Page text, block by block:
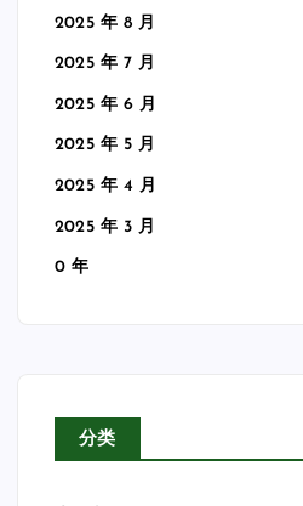
2025 年 8 月
2025 年 7 月
2025 年 6 月
2025 年 5 月
2025 年 4 月
2025 年 3 月
0 年
分类